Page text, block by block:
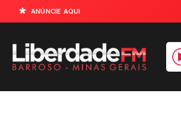
ANÚNCIE AQUI